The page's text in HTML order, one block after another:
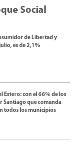
Social
de Libertad y
es de 2,1%
Estero: con el 66% de los
Santiago que comanda
todos los municipios